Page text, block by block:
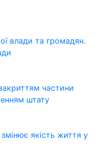
влади та громадян.
частини
штату
якість життя у